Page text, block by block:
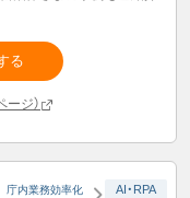
る
ジ）
庁内業務効率化 AI・RPA